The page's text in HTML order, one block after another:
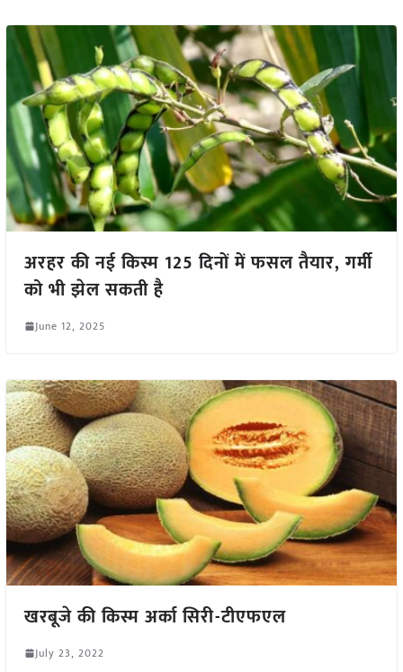
अरहर की नई किस्म 125 दिनों में फसल तैयार, गर्मी
को भी झेल सकती है
June 12, 2025
खरबूजे की किस्म अर्का सिरी-टीएफएल
July 23, 2022